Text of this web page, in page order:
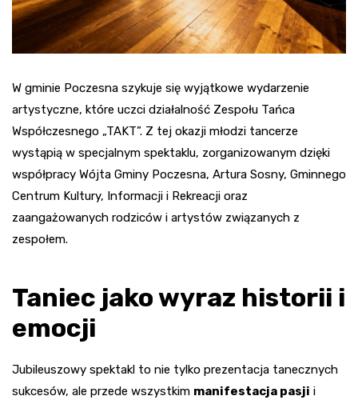
W gminie Poczesna szykuje się wyjątkowe wydarzenie
artystyczne, które uczci działalność Zespołu Tańca
Współczesnego „TAKT”. Z tej okazji młodzi tancerze
wystąpią w specjalnym spektaklu, zorganizowanym dzięki
współpracy Wójta Gminy Poczesna, Artura Sosny, Gminnego
Centrum Kultury, Informacji i Rekreacji oraz
zaangażowanych rodziców i artystów związanych z
zespołem.
Taniec jako wyraz historii i
emocji
Jubileuszowy spektakl to nie tylko prezentacja tanecznych
sukcesów, ale przede wszystkim manifestacja pasji i